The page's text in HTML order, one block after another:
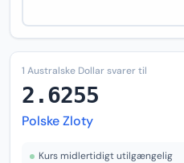
1 Australske Dollar svarer til
2.6255
Polske Zloty
Kurs midlertidigt utilgængelig